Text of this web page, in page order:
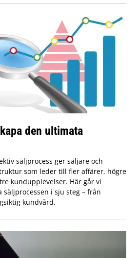
den ultimata
säljprocess ger säljare och
som leder till fler affärer, högre
kundupplevelser. Här går vi
säljprocessen i sju steg – från
kundvård.